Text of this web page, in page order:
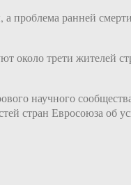
а проблема ранней
около трети жителей
научного
стран Евросоюза об